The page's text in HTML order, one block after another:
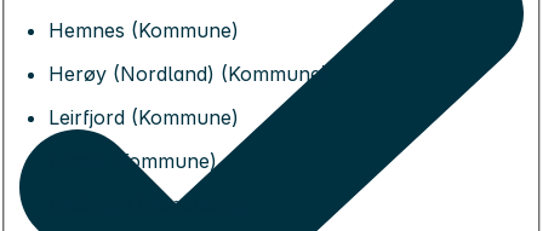
Hemnes (Kommune)
Herøy (Nordland) (Kommune)
Leirfjord (Kommune)
Lurøy (Kommune)
Lødingen (Kommune)